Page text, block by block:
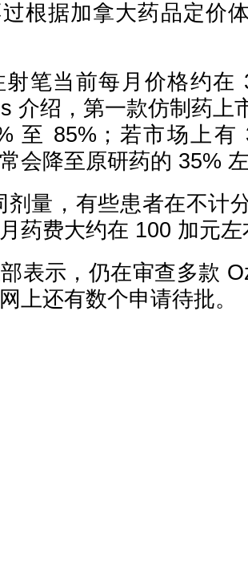
根据加拿大药品定价
射笔当前每月价格约在
介绍，第一款仿制药上
至 85%；若市场上有
会降至原研药的 35%
剂量，有些患者在不计
药费大约在 100 加元左
表示，仍在审查多款
上还有数个申请待批。